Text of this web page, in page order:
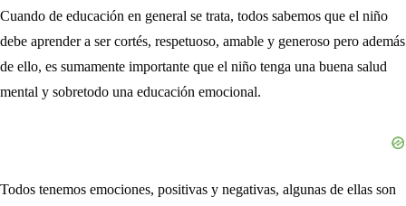
Cuando de educación en general se trata, todos sabemos que el niño
debe aprender a ser cortés, respetuoso, amable y generoso pero además
de ello, es sumamente importante que el niño tenga una buena salud
mental y sobretodo una educación emocional.
Todos tenemos emociones, positivas y negativas, algunas de ellas son